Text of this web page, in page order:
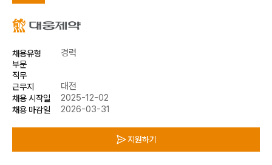
채용유형 경력
부문
직무
근무지
대전
채용 시작일 2025-12-02
채용 마감일 2026-03-31
지원하기